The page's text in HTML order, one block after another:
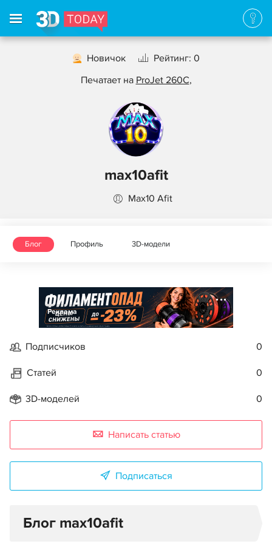
Новичок
Рейтинг: 0
Печатает на ProJet 260C,
max10afit
Max10 Afit
Блог Профиль 3D-модели
Реклама
Подписчиков 0
Статей 0
3D-моделей 0
Написать статью
Подписаться
Блог max10afit